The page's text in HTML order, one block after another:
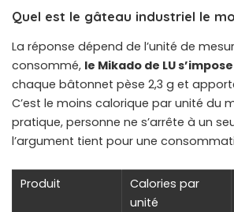
Quel est le gâteau industriel le
La réponse dépend de l’unité de
consommé, le Mikado de LU
chaque bâtonnet pèse 2,3 g et
C’est le moins calorique par unité du
pratique, personne ne s’arrête à un
l’argument tient pour une
Produit
Calories par
unité